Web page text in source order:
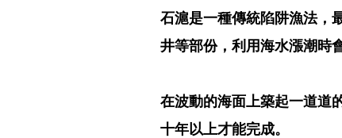
石滬是一種傳統陷阱漁法，
井等部份，利用海水漲潮時
在波動的海面上築起一道道
十年以上才能完成。